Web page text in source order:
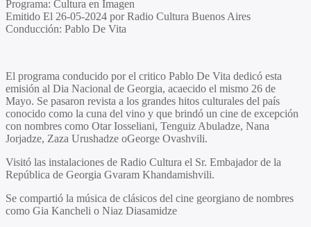
Programa: Cultura en Imagen
Emitido El 26-05-2024 por Radio Cultura Buenos Aires
Conducción: Pablo De Vita
El programa conducido por el critico Pablo De Vita dedicó esta
emisión al Dia Nacional de Georgia, acaecido el mismo 26 de
Mayo. Se pasaron revista a los grandes hitos culturales del país
conocido como la cuna del vino y que brindó un cine de excepción
con nombres como Otar Iosseliani, Tenguiz Abuladze, Nana
Jorjadze, Zaza Urushadze oGeorge Ovashvili.
Visitó las instalaciones de Radio Cultura el Sr. Embajador de la
República de Georgia Gvaram Khandamishvili.
Se compartió la música de clásicos del cine georgiano de nombres
como Gia Kancheli o Niaz Diasamidze